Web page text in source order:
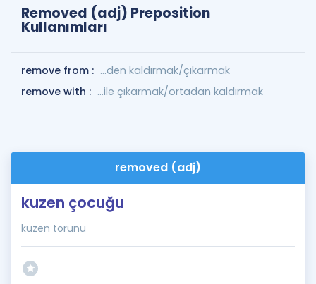
Removed (adj) Preposition
Kullanımları
remove from : ...den kaldırmak/çıkarmak
remove with : ...ile çıkarmak/ortadan kaldırmak
removed (adj)
kuzen çocuğu
kuzen torunu